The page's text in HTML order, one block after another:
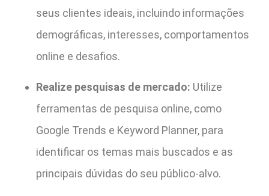
seus clientes ideais, incluindo informações
demográficas, interesses, comportamentos
online e desafios.
Realize pesquisas de mercado: Utilize
ferramentas de pesquisa online, como
Google Trends e Keyword Planner, para
identificar os temas mais buscados e as
principais dúvidas do seu público-alvo.